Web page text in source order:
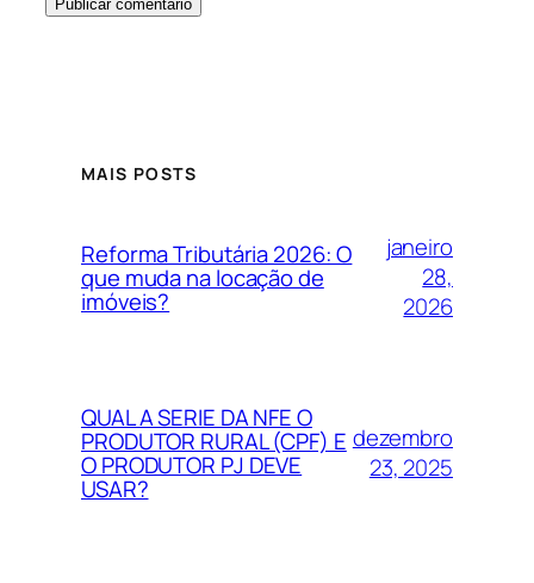
MAIS POSTS
Reforma Tributária 2026: O
que muda na locação de
imóveis?
janeiro
28,
2026
QUAL A SERIE DA NFE O
PRODUTOR RURAL (CPF) E
O PRODUTOR PJ DEVE
USAR?
dezembro
23, 2025